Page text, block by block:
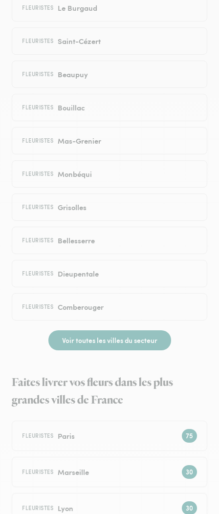
FLEURISTES Le Burgaud
FLEURISTES Saint-Cézert
FLEURISTES Beaupuy
FLEURISTES Bouillac
FLEURISTES Mas-Grenier
FLEURISTES Monbéqui
FLEURISTES Grisolles
FLEURISTES Bellesserre
FLEURISTES Dieupentale
FLEURISTES Comberouger
Voir toutes les villes du secteur
Faites livrer vos fleurs dans les plus
grandes villes de France
FLEURISTES Paris
FLEURISTES Marseille
FLEURISTES Lyon